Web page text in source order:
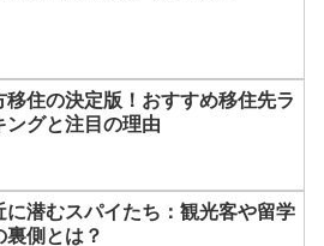
移住の決定版！おすすめ移住先ラ
ングと注目の理由
に潜むスパイたち：観光客や留学
裏側とは？